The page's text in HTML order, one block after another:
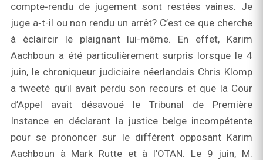
compte‑rendu de jugement sont restées vaines. Je
juge a‑t-il ou non rendu un arrêt? C’est ce que cherche
à éclaircir le plaignant lui‑même. En effet, Karim
Aachboun a été particulièrement surpris lorsque le 4
juin, le chroniqueur judiciaire néerlandais Chris Klomp
a tweeté qu’il avait perdu son recours et que la Cour
d’Appel avait désavoué le Tribunal de Première
Instance en déclarant la justice belge incompétente
pour se prononcer sur le différent opposant Karim
Aachboun à Mark Rutte et à l’OTAN. Le 9 juin, M.